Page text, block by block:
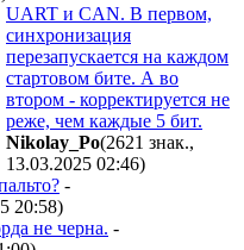
UART и CAN. В первом,
синхронизация
перезапускается на каждом
стартовом бите. А во
втором - корректируется не
реже, чем каждые 5 бит.
Nikolay_Po(2621 знак.,
13.03.2025 02:46)
-
20:58)
не черна. -